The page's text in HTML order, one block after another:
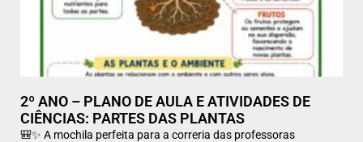
2º ANO – PLANO DE AULA E ATIVIDADES DE
CIÊNCIAS: PARTES DAS PLANTAS
🎒✨ A mochila perfeita para a correria das professoras